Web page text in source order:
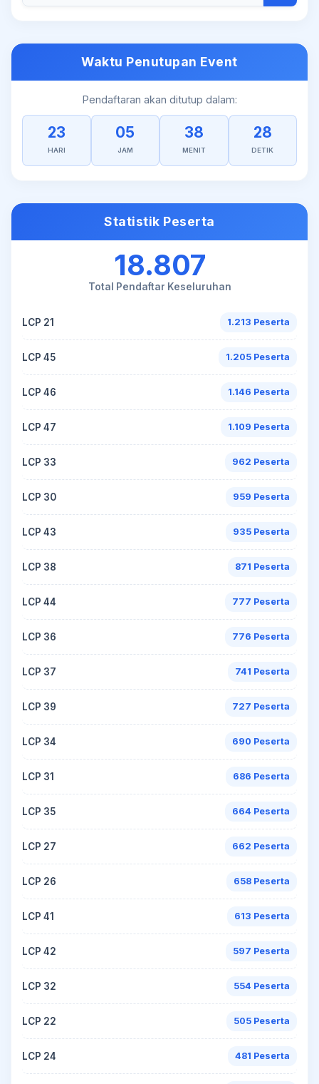
Waktu Penutupan Event
Pendaftaran akan ditutup dalam:
23
HARI
05
JAM
38
MENIT
28
DETIK
Statistik Peserta
18.807
Total Pendaftar Keseluruhan
LCP 21 1.213 Peserta
LCP 45 1.205 Peserta
LCP 46 1.146 Peserta
LCP 47 1.109 Peserta
LCP 33 962 Peserta
LCP 30 959 Peserta
LCP 43 935 Peserta
LCP 38 871 Peserta
LCP 44 777 Peserta
LCP 36 776 Peserta
LCP 37 741 Peserta
LCP 39 727 Peserta
LCP 34 690 Peserta
LCP 31 686 Peserta
LCP 35 664 Peserta
LCP 27 662 Peserta
LCP 26 658 Peserta
LCP 41 613 Peserta
LCP 42 597 Peserta
LCP 32 554 Peserta
LCP 22 505 Peserta
LCP 24 481 Peserta